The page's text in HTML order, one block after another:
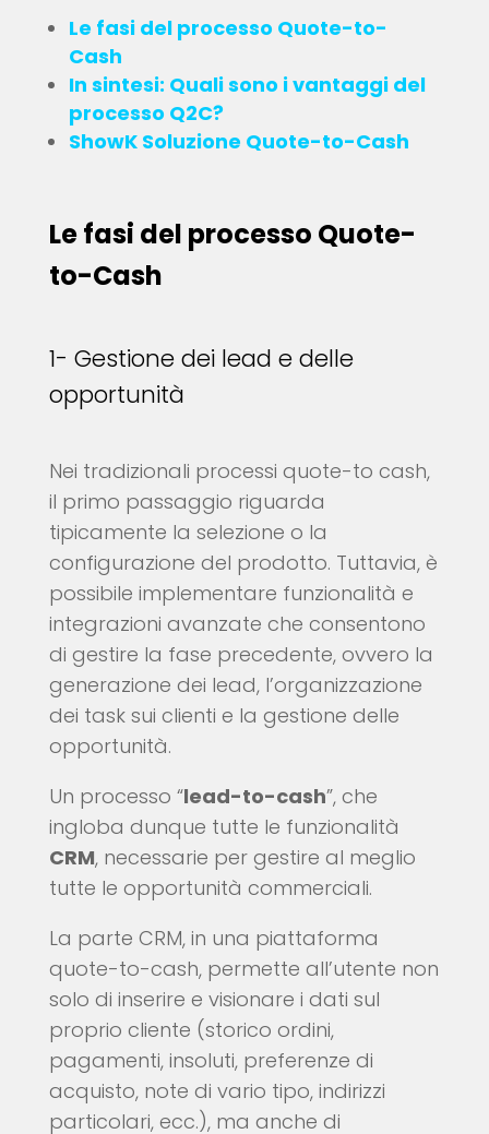
Le fasi del processo Quote-to-
Cash
In sintesi: Quali sono i vantaggi del
processo Q2C?
ShowK Soluzione Quote-to-Cash
Le fasi del processo Quote-
to-Cash
1- Gestione dei lead e delle
opportunità
Nei tradizionali processi quote-to cash,
il primo passaggio riguarda
tipicamente la selezione o la
configurazione del prodotto. Tuttavia, è
possibile implementare funzionalità e
integrazioni avanzate che consentono
di gestire la fase precedente, ovvero la
generazione dei lead, l’organizzazione
dei task sui clienti e la gestione delle
opportunità.
Un processo “lead-to-cash”, che
ingloba dunque tutte le funzionalità
CRM, necessarie per gestire al meglio
tutte le opportunità commerciali.
La parte CRM, in una piattaforma
quote-to-cash, permette all’utente non
solo di inserire e visionare i dati sul
proprio cliente (storico ordini,
pagamenti, insoluti, preferenze di
acquisto, note di vario tipo, indirizzi
particolari, ecc.), ma anche di